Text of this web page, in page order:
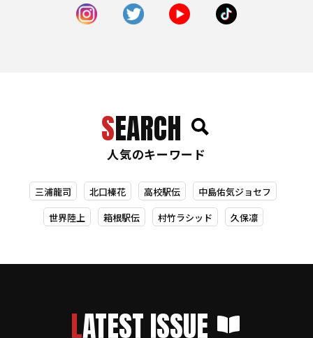
SEARCH
人気のキーワード
三浦龍司 北口榛花 高校駅伝 中島佑気ジョセフ
世界陸上 箱根駅伝 村竹ラシッド 久保凛
LATEST ISSUE